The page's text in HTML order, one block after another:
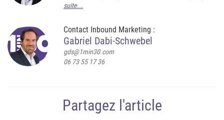
suite...
Contact Inbound Marketing :
Gabriel Dabi-Schwebel
gds@1min30.com
06 73 55 17 36
Partagez l'article